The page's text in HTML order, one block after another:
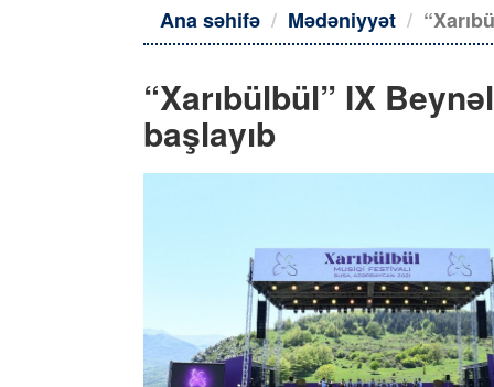
Ana səhifə Mədəniyyət
“Xarıbülbül” IX
başlayıb